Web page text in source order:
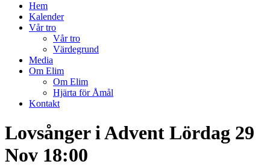
Hem
Kalender
Vår tro
Vår tro
Värdegrund
Media
Om Elim
Om Elim
Hjärta för Åmål
Kontakt
Lovsånger i Advent Lördag 29
Nov 18:00